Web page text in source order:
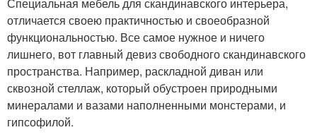
Специальная мебель для скандинавского интерьера,
отличается своею практичностью и своеобразной
функциональностью. Все самое нужное и ничего
лишнего, вот главный девиз свободного скандинавского
пространства. Например, раскладной диван или
сквозной стеллаж, который обустроен природными
минералами и вазами наполненными монстерами, и
гипсофилой.